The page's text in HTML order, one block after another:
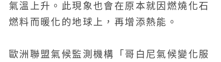
氣溫上升。此現象也會在原本就因燃燒化石
燃料而暖化的地球上，再增添熱能。
歐洲聯盟氣候監測機構「哥白尼氣候變化服